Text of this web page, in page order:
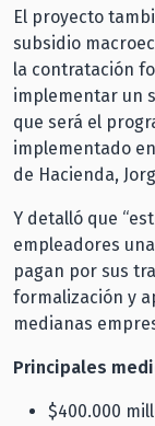
El proyecto
subsidio
la contratación
implementar un
que será el
implementado
de Hacienda,
Y detalló que
empleadores
pagan por sus
formalización y
medianas
Principales
$400.000